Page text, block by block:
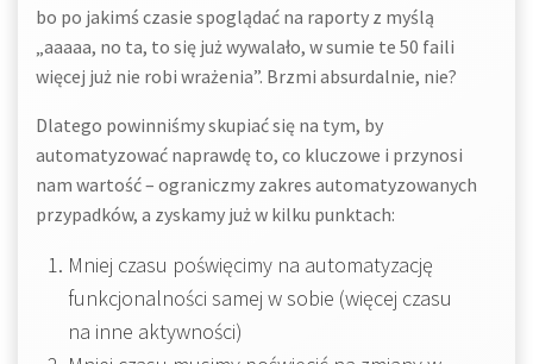
bo po jakimś czasie spoglądać na raporty z myślą
„aaaaa, no ta, to się już wywalało, w sumie te 50 faili
więcej już nie robi wrażenia”. Brzmi absurdalnie, nie?
Dlatego powinniśmy skupiać się na tym, by
automatyzować naprawdę to, co kluczowe i przynosi
nam wartość – ograniczmy zakres automatyzowanych
przypadków, a zyskamy już w kilku punktach:
Mniej czasu poświęcimy na automatyzację
funkcjonalności samej w sobie (więcej czasu
na inne aktywności)